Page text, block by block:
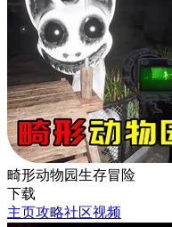
畸形动物园生存冒险
下载
主页攻略社区视频